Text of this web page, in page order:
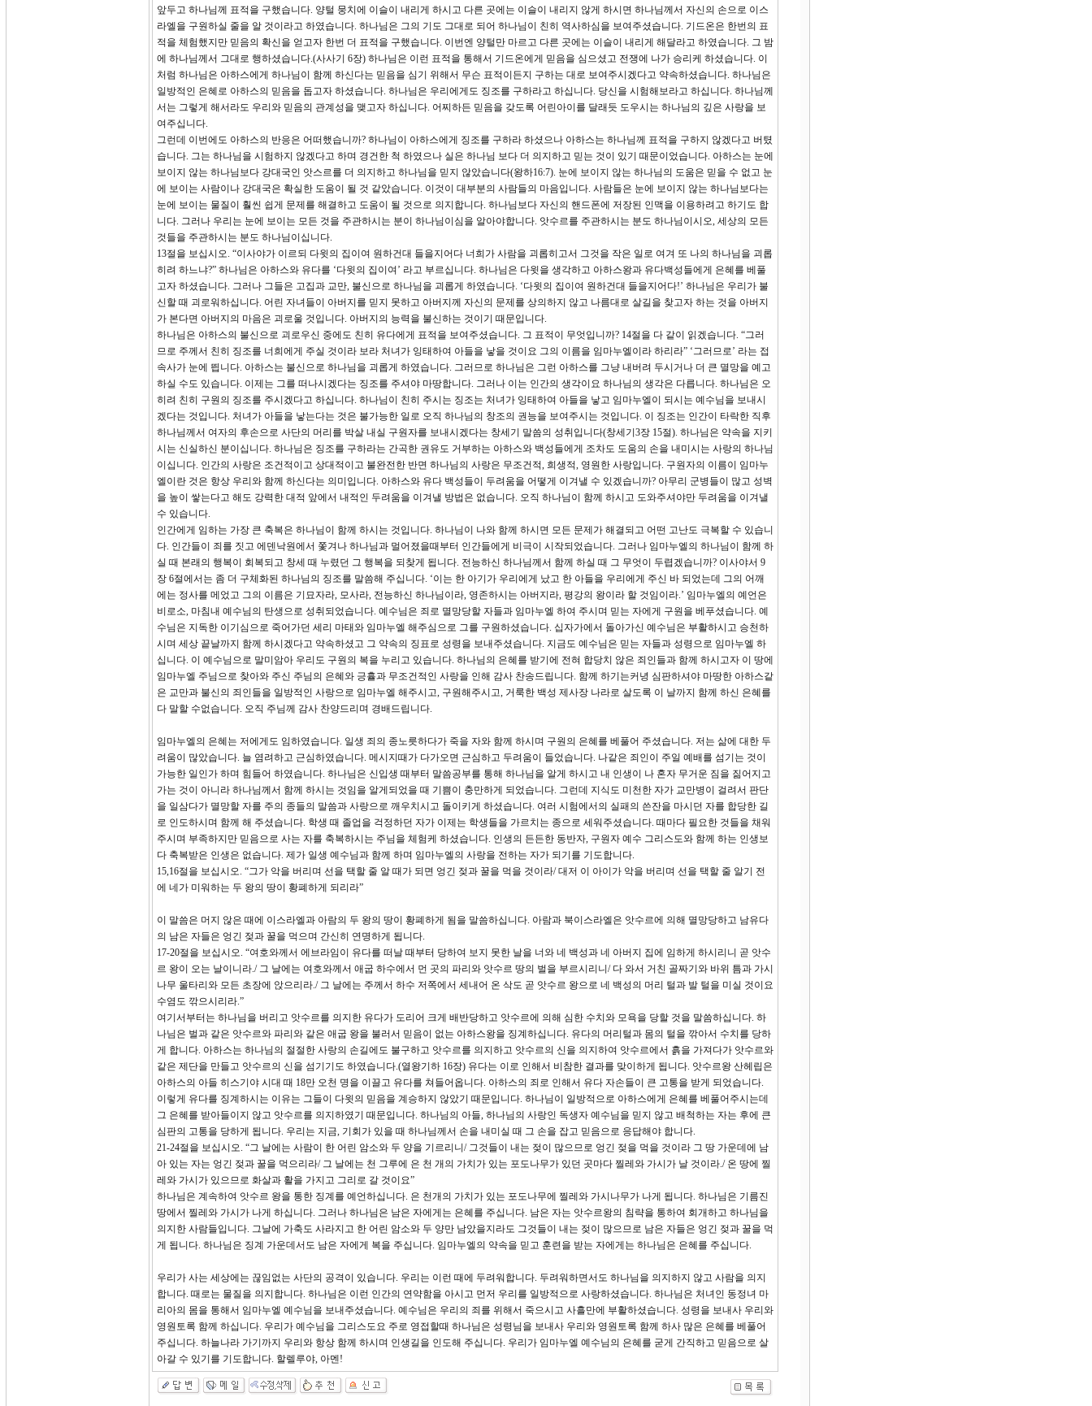
앞두고 하나님께 표적을 구했습니다. 양털 뭉치에 이슬이 내리게 하시고 다른 곳에는 이슬이 내리지 않게 하시면 하나님께서 자신의 손으로 이스
라엘을 구원하실 줄을 알 것이라고 하였습니다. 하나님은 그의 기도 그대로 되어 하나님이 친히 역사하심을 보여주셨습니다. 기드온은 한번의 표
적을 체험했지만 믿음의 확신을 얻고자 한번 더 표적을 구했습니다. 이번엔 양털만 마르고 다른 곳에는 이슬이 내리게 해달라고 하였습니다. 그 밤
에 하나님께서 그대로 행하셨습니다.(사사기 6장) 하나님은 이런 표적을 통해서 기드온에게 믿음을 심으셨고 전쟁에 나가 승리케 하셨습니다. 이
처럼 하나님은 아하스에게 하나님이 함께 하신다는 믿음을 심기 위해서 무슨 표적이든지 구하는 대로 보여주시겠다고 약속하셨습니다. 하나님은
일방적인 은혜로 아하스의 믿음을 돕고자 하셨습니다. 하나님은 우리에게도 징조를 구하라고 하십니다. 당신을 시험해보라고 하십니다. 하나님께
서는 그렇게 해서라도 우리와 믿음의 관계성을 맺고자 하십니다. 어찌하든 믿음을 갖도록 어린아이를 달래듯 도우시는 하나님의 깊은 사랑을 보
여주십니다.
그런데 이번에도 아하스의 반응은 어떠했습니까? 하나님이 아하스에게 징조를 구하라 하셨으나 아하스는 하나님께 표적을 구하지 않겠다고 버텼
습니다. 그는 하나님을 시험하지 않겠다고 하며 경건한 척 하였으나 실은 하나님 보다 더 의지하고 믿는 것이 있기 때문이었습니다. 아하스는 눈에
보이지 않는 하나님보다 강대국인 앗스르를 더 의지하고 하나님을 믿지 않았습니다(왕하16:7). 눈에 보이지 않는 하나님의 도움은 믿을 수 없고 눈
에 보이는 사람이나 강대국은 확실한 도움이 될 것 같았습니다. 이것이 대부분의 사람들의 마음입니다. 사람들은 눈에 보이지 않는 하나님보다는
눈에 보이는 물질이 훨씬 쉽게 문제를 해결하고 도움이 될 것으로 의지합니다. 하나님보다 자신의 핸드폰에 저장된 인맥을 이용하려고 하기도 합
니다. 그러나 우리는 눈에 보이는 모든 것을 주관하시는 분이 하나님이심을 알아야합니다. 앗수르를 주관하시는 분도 하나님이시오, 세상의 모든
것들을 주관하시는 분도 하나님이십니다.
13절을 보십시오. “이사야가 이르되 다윗의 집이여 원하건대 들을지어다 너희가 사람을 괴롭히고서 그것을 작은 일로 여겨 또 나의 하나님을 괴롭
히려 하느냐?” 하나님은 아하스와 유다를 ‘다윗의 집이여’ 라고 부르십니다. 하나님은 다윗을 생각하고 아하스왕과 유다백성들에게 은혜를 베풀
고자 하셨습니다. 그러나 그들은 고집과 교만, 불신으로 하나님을 괴롭게 하였습니다. ‘다윗의 집이여 원하건대 들을지어다!’ 하나님은 우리가 불
신할 때 괴로워하십니다. 어린 자녀들이 아버지를 믿지 못하고 아버지께 자신의 문제를 상의하지 않고 나름대로 살길을 찾고자 하는 것을 아버지
가 본다면 아버지의 마음은 괴로울 것입니다. 아버지의 능력을 불신하는 것이기 때문입니다.
하나님은 아하스의 불신으로 괴로우신 중에도 친히 유다에게 표적을 보여주셨습니다. 그 표적이 무엇입니까? 14절을 다 같이 읽겠습니다. “그러
므로 주께서 친히 징조를 너희에게 주실 것이라 보라 처녀가 잉태하여 아들을 낳을 것이요 그의 이름을 임마누엘이라 하리라” ‘그러므로’ 라는 접
속사가 눈에 띕니다. 아하스는 불신으로 하나님을 괴롭게 하였습니다. 그러므로 하나님은 그런 아하스를 그냥 내버려 두시거나 더 큰 멸망을 예고
하실 수도 있습니다. 이제는 그를 떠나시겠다는 징조를 주셔야 마땅합니다. 그러나 이는 인간의 생각이요 하나님의 생각은 다릅니다. 하나님은 오
히려 친히 구원의 징조를 주시겠다고 하십니다. 하나님이 친히 주시는 징조는 처녀가 잉태하여 아들을 낳고 임마누엘이 되시는 예수님을 보내시
겠다는 것입니다. 처녀가 아들을 낳는다는 것은 불가능한 일로 오직 하나님의 창조의 권능을 보여주시는 것입니다. 이 징조는 인간이 타락한 직후
하나님께서 여자의 후손으로 사단의 머리를 박살 내실 구원자를 보내시겠다는 창세기 말씀의 성취입니다(창세기3장 15절). 하나님은 약속을 지키
시는 신실하신 분이십니다. 하나님은 징조를 구하라는 간곡한 권유도 거부하는 아하스와 백성들에게 조차도 도움의 손을 내미시는 사랑의 하나님
이십니다. 인간의 사랑은 조건적이고 상대적이고 불완전한 반면 하나님의 사랑은 무조건적, 희생적, 영원한 사랑입니다. 구원자의 이름이 임마누
엘이란 것은 항상 우리와 함께 하신다는 의미입니다. 아하스와 유다 백성들이 두려움을 어떻게 이겨낼 수 있겠습니까? 아무리 군병들이 많고 성벽
을 높이 쌓는다고 해도 강력한 대적 앞에서 내적인 두려움을 이겨낼 방법은 없습니다. 오직 하나님이 함께 하시고 도와주셔야만 두려움을 이겨낼
수 있습니다.
인간에게 임하는 가장 큰 축복은 하나님이 함께 하시는 것입니다. 하나님이 나와 함께 하시면 모든 문제가 해결되고 어떤 고난도 극복할 수 있습니
다. 인간들이 죄를 짓고 에덴낙원에서 쫓겨나 하나님과 멀어졌을때부터 인간들에게 비극이 시작되었습니다. 그러나 임마누엘의 하나님이 함께 하
실 때 본래의 행복이 회복되고 창세 때 누렸던 그 행복을 되찾게 됩니다. 전능하신 하나님께서 함께 하실 때 그 무엇이 두렵겠습니까? 이사야서 9
장 6절에서는 좀 더 구체화된 하나님의 징조를 말씀해 주십니다. ‘이는 한 아기가 우리에게 났고 한 아들을 우리에게 주신 바 되었는데 그의 어깨
에는 정사를 메었고 그의 이름은 기묘자라, 모사라, 전능하신 하나님이라, 영존하시는 아버지라, 평강의 왕이라 할 것임이라.’ 임마누엘의 예언은
비로소, 마침내 예수님의 탄생으로 성취되었습니다. 예수님은 죄로 멸망당할 자들과 임마누엘 하여 주시며 믿는 자에게 구원을 베푸셨습니다. 예
수님은 지독한 이기심으로 죽어가던 세리 마태와 임마누엘 해주심으로 그를 구원하셨습니다. 십자가에서 돌아가신 예수님은 부활하시고 승천하
시며 세상 끝날까지 함께 하시겠다고 약속하셨고 그 약속의 징표로 성령을 보내주셨습니다. 지금도 예수님은 믿는 자들과 성령으로 임마누엘 하
십니다. 이 예수님으로 말미암아 우리도 구원의 복을 누리고 있습니다. 하나님의 은혜를 받기에 전혀 합당치 않은 죄인들과 함께 하시고자 이 땅에
임마누엘 주님으로 찾아와 주신 주님의 은혜와 긍휼과 무조건적인 사랑을 인해 감사 찬송드립니다. 함께 하기는커녕 심판하셔야 마땅한 아하스같
은 교만과 불신의 죄인들을 일방적인 사랑으로 임마누엘 해주시고, 구원해주시고, 거룩한 백성 제사장 나라로 살도록 이 날까지 함께 하신 은혜를
다 말할 수없습니다. 오직 주님께 감사 찬양드리며 경배드립니다.
임마누엘의 은혜는 저에게도 임하였습니다. 일생 죄의 종노릇하다가 죽을 자와 함께 하시며 구원의 은혜를 베풀어 주셨습니다. 저는 삶에 대한 두
려움이 많았습니다. 늘 염려하고 근심하였습니다. 메시지때가 다가오면 근심하고 두려움이 들었습니다. 나같은 죄인이 주일 예배를 섬기는 것이
가능한 일인가 하며 힘들어 하였습니다. 하나님은 신입생 때부터 말씀공부를 통해 하나님을 알게 하시고 내 인생이 나 혼자 무거운 짐을 짊어지고
가는 것이 아니라 하나님께서 함께 하시는 것임을 알게되었을 때 기쁨이 충만하게 되었습니다. 그런데 지식도 미천한 자가 교만병이 걸려서 판단
을 일삼다가 멸망할 자를 주의 종들의 말씀과 사랑으로 깨우치시고 돌이키게 하셨습니다. 여러 시험에서의 실패의 쓴잔을 마시던 자를 합당한 길
로 인도하시며 함께 해 주셨습니다. 학생 때 졸업을 걱정하던 자가 이제는 학생들을 가르치는 종으로 세워주셨습니다. 때마다 필요한 것들을 채워
주시며 부족하지만 믿음으로 사는 자를 축복하시는 주님을 체험케 하셨습니다. 인생의 든든한 동반자, 구원자 예수 그리스도와 함께 하는 인생보
다 축복받은 인생은 없습니다. 제가 일생 예수님과 함께 하며 임마누엘의 사랑을 전하는 자가 되기를 기도합니다.
15,16절을 보십시오. “그가 악을 버리며 선을 택할 줄 알 때가 되면 엉긴 젖과 꿀을 먹을 것이라/ 대저 이 아이가 악을 버리며 선을 택할 줄 알기 전
에 네가 미워하는 두 왕의 땅이 황폐하게 되리라”
이 말씀은 머지 않은 때에 이스라엘과 아람의 두 왕의 땅이 황폐하게 됨을 말씀하십니다. 아람과 북이스라엘은 앗수르에 의해 멸망당하고 남유다
의 남은 자들은 엉긴 젖과 꿀을 먹으며 간신히 연명하게 됩니다.
17-20절을 보십시오. “여호와께서 에브라임이 유다를 떠날 때부터 당하여 보지 못한 날을 너와 네 백성과 네 아버지 집에 임하게 하시리니 곧 앗수
르 왕이 오는 날이니라./ 그 날에는 여호와께서 애굽 하수에서 먼 곳의 파리와 앗수르 땅의 벌을 부르시리니/ 다 와서 거친 골짜기와 바위 틈과 가시
나무 울타리와 모든 초장에 앉으리라./ 그 날에는 주께서 하수 저쪽에서 세내어 온 삭도 곧 앗수르 왕으로 네 백성의 머리 털과 발 털을 미실 것이요
수염도 깎으시리라.”
여기서부터는 하나님을 버리고 앗수르를 의지한 유다가 도리어 크게 배반당하고 앗수르에 의해 심한 수치와 모욕을 당할 것을 말씀하십니다. 하
나님은 벌과 같은 앗수르와 파리와 같은 애굽 왕을 불러서 믿음이 없는 아하스왕을 징계하십니다. 유다의 머리털과 몸의 털을 깎아서 수치를 당하
게 합니다. 아하스는 하나님의 절절한 사랑의 손길에도 불구하고 앗수르를 의지하고 앗수르의 신을 의지하여 앗수르에서 흙을 가져다가 앗수르와
같은 제단을 만들고 앗수르의 신을 섬기기도 하였습니다.(열왕기하 16장) 유다는 이로 인해서 비참한 결과를 맞이하게 됩니다. 앗수르왕 산헤립은
아하스의 아들 히스기야 시대 때 18만 오천 명을 이끌고 유다를 쳐들어옵니다. 아하스의 죄로 인해서 유다 자손들이 큰 고통을 받게 되었습니다.
이렇게 유다를 징계하시는 이유는 그들이 다윗의 믿음을 계승하지 않았기 때문입니다. 하나님이 일방적으로 아하스에게 은혜를 베풀어주시는데
그 은혜를 받아들이지 않고 앗수르를 의지하였기 때문입니다. 하나님의 아들, 하나님의 사랑인 독생자 예수님을 믿지 않고 배척하는 자는 후에 큰
심판의 고통을 당하게 됩니다. 우리는 지금, 기회가 있을 때 하나님께서 손을 내미실 때 그 손을 잡고 믿음으로 응답해야 합니다.
21-24절을 보십시오. “그 날에는 사람이 한 어린 암소와 두 양을 기르리니/ 그것들이 내는 젖이 많으므로 엉긴 젖을 먹을 것이라 그 땅 가운데에 남
아 있는 자는 엉긴 젖과 꿀을 먹으리라/ 그 날에는 천 그루에 은 천 개의 가치가 있는 포도나무가 있던 곳마다 찔레와 가시가 날 것이라./ 온 땅에 찔
레와 가시가 있으므로 화살과 활을 가지고 그리로 갈 것이요”
하나님은 계속하여 앗수르 왕을 통한 징계를 예언하십니다. 은 천개의 가치가 있는 포도나무에 찔레와 가시나무가 나게 됩니다. 하나님은 기름진
땅에서 찔레와 가시가 나게 하십니다. 그러나 하나님은 남은 자에게는 은혜를 주십니다. 남은 자는 앗수르왕의 침략을 통하여 회개하고 하나님을
의지한 사람들입니다. 그날에 가축도 사라지고 한 어린 암소와 두 양만 남았을지라도 그것들이 내는 젖이 많으므로 남은 자들은 엉긴 젖과 꿀을 먹
게 됩니다. 하나님은 징계 가운데서도 남은 자에게 복을 주십니다. 임마누엘의 약속을 믿고 훈련을 받는 자에게는 하나님은 은혜를 주십니다.
우리가 사는 세상에는 끊임없는 사단의 공격이 있습니다. 우리는 이런 때에 두려워합니다. 두려워하면서도 하나님을 의지하지 않고 사람을 의지
합니다. 때로는 물질을 의지합니다. 하나님은 이런 인간의 연약함을 아시고 먼저 우리를 일방적으로 사랑하셨습니다. 하나님은 처녀인 동정녀 마
리아의 몸을 통해서 임마누엘 예수님을 보내주셨습니다. 예수님은 우리의 죄를 위해서 죽으시고 사흘만에 부활하셨습니다. 성령을 보내사 우리와
영원토록 함께 하십니다. 우리가 예수님을 그리스도요 주로 영접할때 하나님은 성령님을 보내사 우리와 영원토록 함께 하사 많은 은혜를 베풀어
주십니다. 하늘나라 가기까지 우리와 항상 함께 하시며 인생길을 인도해 주십니다. 우리가 임마누엘 예수님의 은혜를 굳게 간직하고 믿음으로 살
아갈 수 있기를 기도합니다. 할렐루야, 아멘!